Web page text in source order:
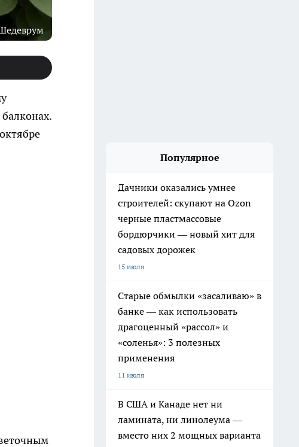
Популярное
Дачники оказались умнее
строителей: скупают на Ozon
черные пластмассовые
бордюрчики — новый хит для
садовых дорожек
15 июля
Старые обмылки «засаливаю» в
банке — как использовать
драгоценный «рассол» и
«соленья»: 3 полезных
применения
11 июля
В США и Канаде нет ни
ламината, ни линолеума —
вместо них 2 мощных варианта